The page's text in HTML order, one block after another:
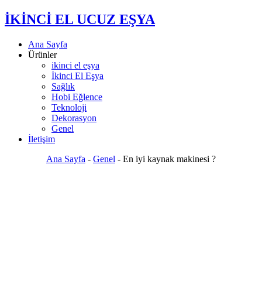
İKİNCİ EL UCUZ EŞYA
Ana Sayfa
Ürünler
ikinci el eşya
İkinci El Eşya
Sağlık
Hobi Eğlence
Teknoloji
Dekorasyon
Genel
İletişim
Ana Sayfa - Genel - En iyi kaynak makinesi ?